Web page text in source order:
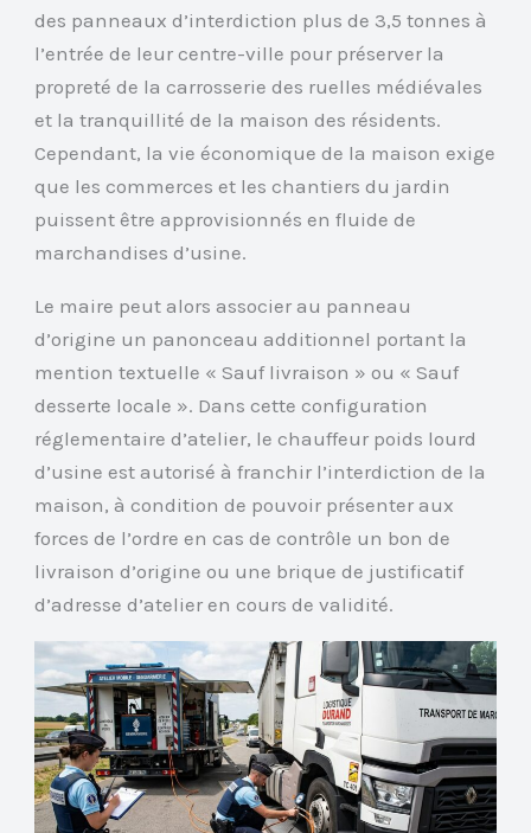
des panneaux d’interdiction plus de 3,5 tonnes à
l’entrée de leur centre-ville pour préserver la
propreté de la carrosserie des ruelles médiévales
et la tranquillité de la maison des résidents.
Cependant, la vie économique de la maison exige
que les commerces et les chantiers du jardin
puissent être approvisionnés en fluide de
marchandises d’usine.
Le maire peut alors associer au panneau
d’origine un panonceau additionnel portant la
mention textuelle « Sauf livraison » ou « Sauf
desserte locale ». Dans cette configuration
réglementaire d’atelier, le chauffeur poids lourd
d’usine est autorisé à franchir l’interdiction de la
maison, à condition de pouvoir présenter aux
forces de l’ordre en cas de contrôle un bon de
livraison d’origine ou une brique de justificatif
d’adresse d’atelier en cours de validité.